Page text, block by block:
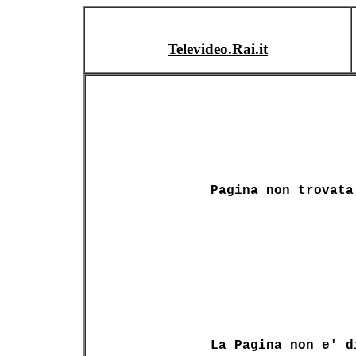
Televideo.Rai.it
Pagina non trovata
La Pagina non e'